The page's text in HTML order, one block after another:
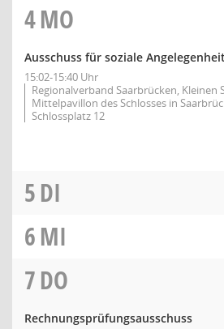
4MO
Ausschuss für soziale
15:02-15:40 Uhr
Regionalverband Saarbrücken, Kleinen
Mittelpavillon des Schlosses in
Schlossplatz 12
5DI
6MI
7DO
Rechnungsprüfungsausschuss